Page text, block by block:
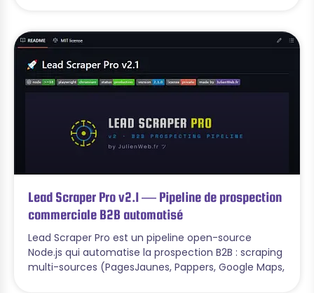
Lead Scraper Pro v2.1 — Pipeline de prospection
commerciale B2B automatisé
Lead Scraper Pro est un pipeline open-source
Node.js qui automatise la prospection B2B : scraping
multi-sources (PagesJaunes, Pappers, Google Maps,